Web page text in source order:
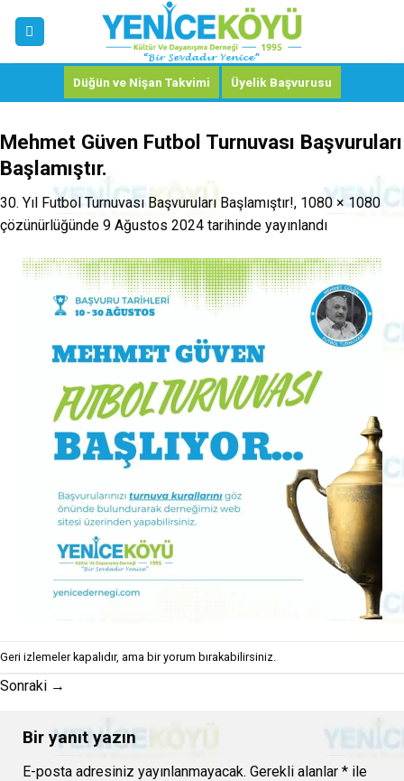
Düğün ve Nişan Takvimi Üyelik Başvurusu
Mehmet Güven Futbol Turnuvası Başvuruları
Başlamıştır.
30. Yıl Futbol Turnuvası Başvuruları Başlamıştır!, 1080 × 1080
çözünürlüğünde 9 Ağustos 2024 tarihinde yayınlandı
Geri izlemeler kapalıdır, ama bir yorum bırakabilirsiniz.
Sonraki →
Bir yanıt yazın
E-posta adresiniz yayınlanmayacak. Gerekli alanlar * ile